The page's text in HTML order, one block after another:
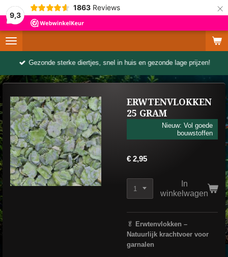
9,3
1863 Reviews ×
Gezonde sterke diertjes, snel in huis en gezonde lage prijzen!
ERWTENVLOKKEN
25 GRAM
Nieuw: Vol goede
bouwstoffen
€ 2,95
In
winkelwagen
🥬 Erwtenvlokken –
Natuurlijk krachtvoer voor
garnalen